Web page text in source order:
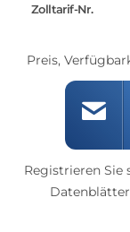
Zolltarif-Nr.
Preis,
Registrieren Sie